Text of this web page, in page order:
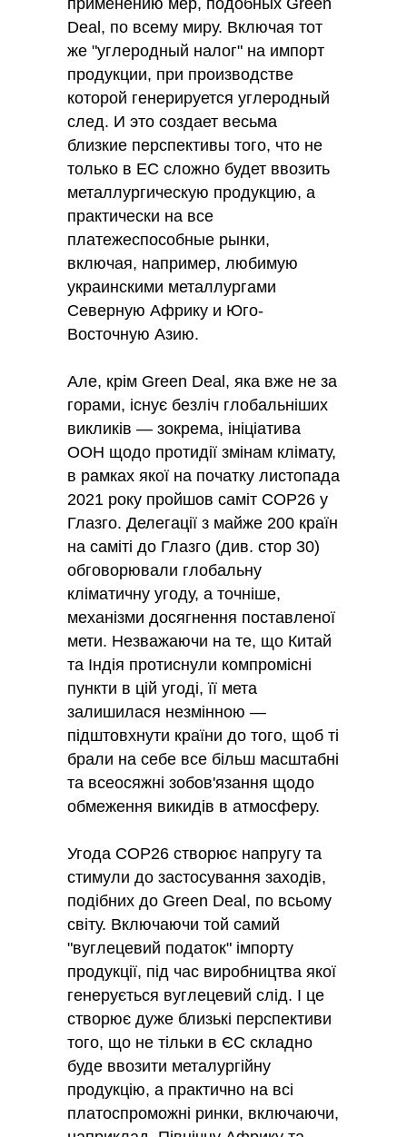
применению мер, подобных Green
Deal, по всему миру. Включая тот
же "углеродный налог" на импорт
продукции, при производстве
которой генерируется углеродный
след. И это создает весьма
близкие перспективы того, что не
только в ЕС сложно будет ввозить
металлургическую продукцию, а
практически на все
платежеспособные рынки,
включая, например, любимую
украинскими металлургами
Северную Африку и Юго-
Восточную Азию.
Але, крім Green Deal, яка вже не за
горами, існує безліч глобальніших
викликів — зокрема, ініціатива
ООН щодо протидії змінам клімату,
в рамках якої на початку листопада
2021 року пройшов саміт CОР26 у
Глазго. Делегації з майже 200 країн
на саміті до Глазго (див. стор 30)
обговорювали глобальну
кліматичну угоду, а точніше,
механізми досягнення поставленої
мети. Незважаючи на те, що Китай
та Індія протиснули компромісні
пункти в цій угоді, її мета
залишилася незмінною —
підштовхнути країни до того, щоб ті
брали на себе все більш масштабні
та всеосяжні зобов'язання щодо
обмеження викидів в атмосферу.
Угода СОР26 створює напругу та
стимули до застосування заходів,
подібних до Green Deal, по всьому
світу. Включаючи той самий
"вуглецевий податок" імпорту
продукції, під час виробництва якої
генерується вуглецевий слід. І це
створює дуже близькі перспективи
того, що не тільки в ЄС складно
буде ввозити металургійну
продукцію, а практично на всі
платоспроможні ринки, включаючи,